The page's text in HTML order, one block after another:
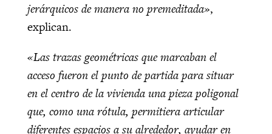
jerárquicos de manera no premeditada»,
explican.
«Las trazas geométricas que marcaban el
acceso fueron el punto de partida para situar
en el centro de la vivienda una pieza poligonal
que, como una rótula, permitiera articular
diferentes espacios a su alrededor, ayudar en